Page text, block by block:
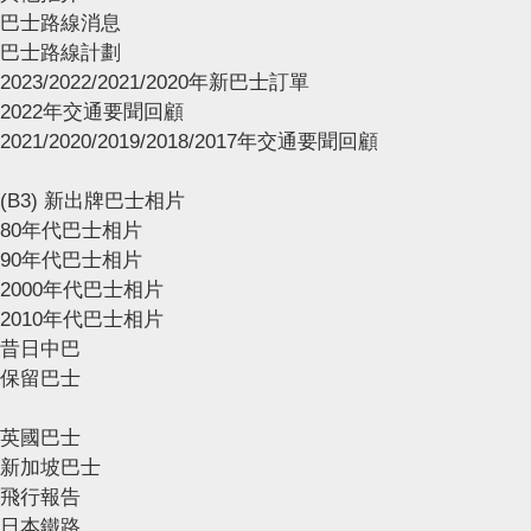
巴士路線消息
巴士路線計劃
2023/2022/2021/2020年新巴士訂單
2022年交通要聞回顧
2021/2020/2019/2018/2017年交通要聞回顧
(B3) 新出牌巴士相片
80年代巴士相片
90年代巴士相片
2000年代巴士相片
2010年代巴士相片
昔日中巴
保留巴士
英國巴士
新加坡巴士
飛行報告
日本鐵路